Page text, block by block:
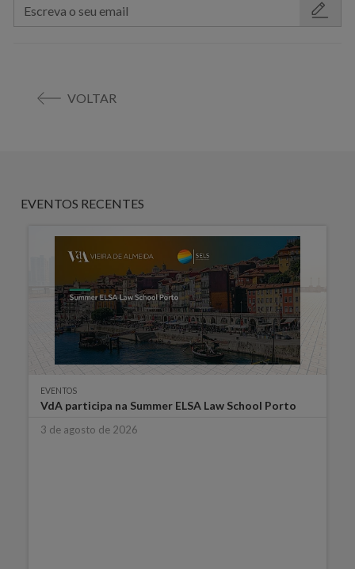
VOLTAR
EVENTOS RECENTES
EVENTOS
VdA participa na Summer ELSA Law School Porto
3 de agosto de 2026